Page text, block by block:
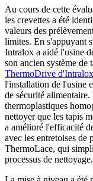
Au cours de cette
les crevettes a été
valeurs des
limites. En s'appuyant
Intralox a aidé l'usine
son ancien système de
ThermoDrive d'Intralox
l'installation de l'usine
de sécurité
thermoplastiques
nettoyer que les tapis
a amélioré l'efficacité
avec les entretoises de
ThermoLace, qui
processus de nettoyage.